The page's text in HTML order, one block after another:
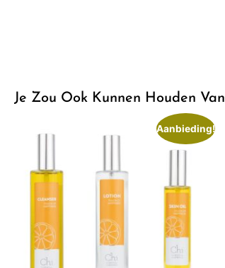
Je Zou Ook Kunnen Houden
Aanbieding!